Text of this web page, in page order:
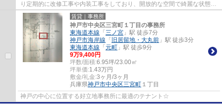
り定期的に改修工事や内装工事をしており、開放的な空間で綺麗な状態に
保たれております！
賃貸｜事務所
神戸市中央区三宮町１丁目の事務所
東海道本線 「 三ノ宮 」駅 徒歩7分
神戸市海岸線 「 旧居留地・大丸前 」駅 徒歩3分
東海道本線 「 元町 」駅 徒歩9分
9万9,400円
坪数/面積:6.95坪/23.00㎡
坪単価:1.43万円
敷金/礼金:3ヶ月/3ヶ月
兵庫県神戸市中央区三宮町 １丁目
神戸の中心に位置する好立地事務所に最適のテナント☆